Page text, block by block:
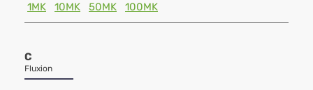
1MK
10MK 50MK 100MK
C
Fluxion